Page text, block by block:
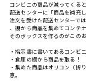
コンビニの商品が減ってくると
配送センターに「商品を補充
注文を受けた配送センターでは
、棚から商品を集めてコンテ
そのボックスを作るのがこのお
・指示書に書いてあるコンビ
・倉庫の棚から商品を取る！
・集めた商品はオリコン（折
意。